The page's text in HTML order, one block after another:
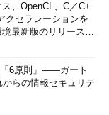
、OpenCL、C／C+
クセラレーションを
最新版のリリースを
「6原則」――ガート
らの情報セキュリテ